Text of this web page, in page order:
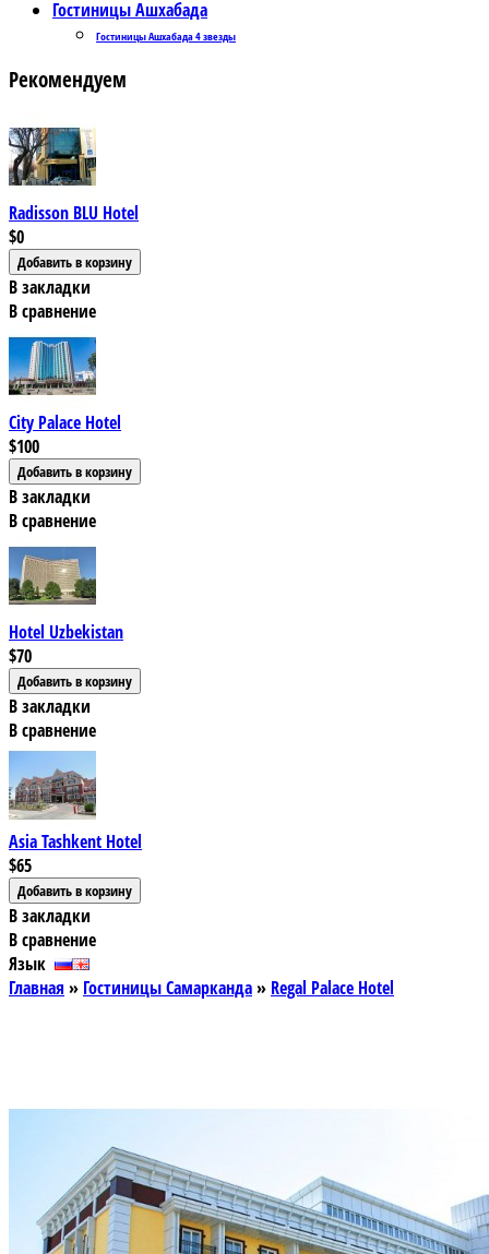
Гостиницы Ашхабада
Гостиницы Ашхабада 4 звезды
Рекомендуем
Radisson BLU Hotel
$0
В закладки
В сравнение
City Palace Hotel
$100
В закладки
В сравнение
Hotel Uzbekistan
$70
В закладки
В сравнение
Asia Tashkent Hotel
$65
В закладки
В сравнение
Язык
Главная » Гостиницы Самарканда» Regal Palace Hotel